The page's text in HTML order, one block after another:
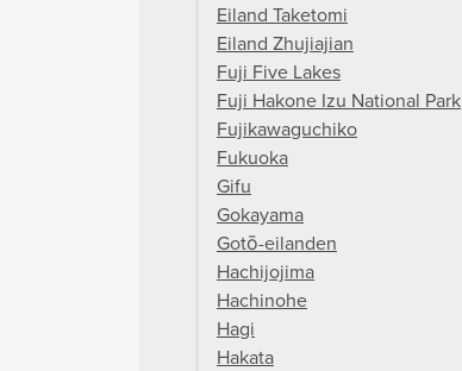
Eiland Taketomi
Eiland Zhujiajian
Fuji Five Lakes
Fuji Hakone Izu National Park
Fujikawaguchiko
Fukuoka
Gifu
Gokayama
Gotō-eilanden
Hachijojima
Hachinohe
Hagi
Hakata